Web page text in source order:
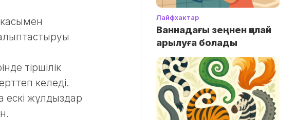
тіршілік
келеді.
ескі жұлдыздар
Лайфхактар
Ваннадағы зеңнен қалай
арылуға болады